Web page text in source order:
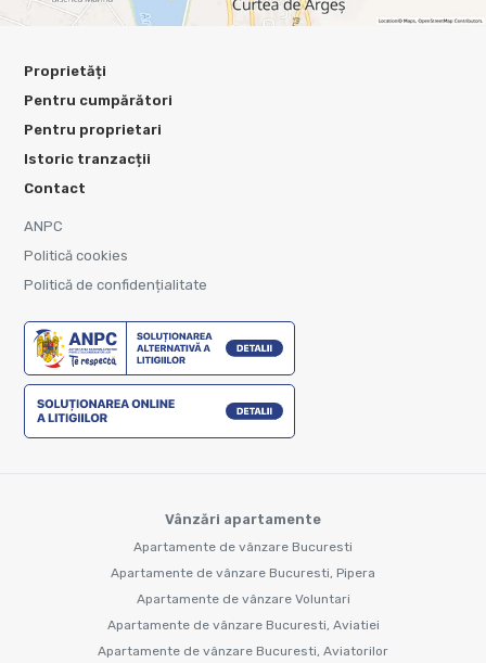
Proprietăți
Pentru cumpărători
Pentru proprietari
Istoric tranzacții
Contact
ANPC
Politică cookies
Politică de confidențialitate
Vânzări apartamente
Apartamente de vânzare Bucuresti
Apartamente de vânzare Bucuresti, Pipera
Apartamente de vânzare Voluntari
Apartamente de vânzare Bucuresti, Aviatiei
Apartamente de vânzare Bucuresti, Aviatorilor